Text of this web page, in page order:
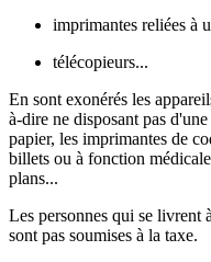
imprimantes reliées à
télécopieurs...
En sont exonérés les
à-dire ne disposant pas
papier, les imprimantes de
billets ou à fonction
plans...
Les personnes qui se livrent
sont pas soumises à la taxe.